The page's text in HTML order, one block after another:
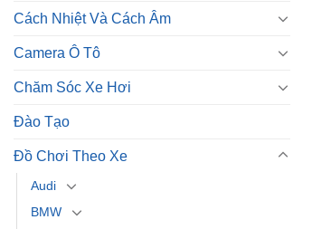
Cách Nhiệt Và Cách Âm
Camera Ô Tô
Chăm Sóc Xe Hơi
Đào Tạo
Đồ Chơi Theo Xe
Audi
BMW